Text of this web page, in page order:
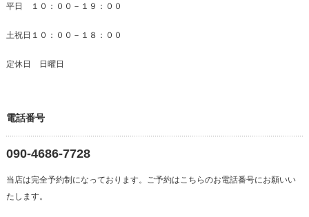
平日 １０：００－１９：００
土祝日１０：００－１８：００
定休日 日曜日
電話番号
090-4686-7728
当店は完全予約制になっております。ご予約はこちらのお電話番号にお願いい
たします。